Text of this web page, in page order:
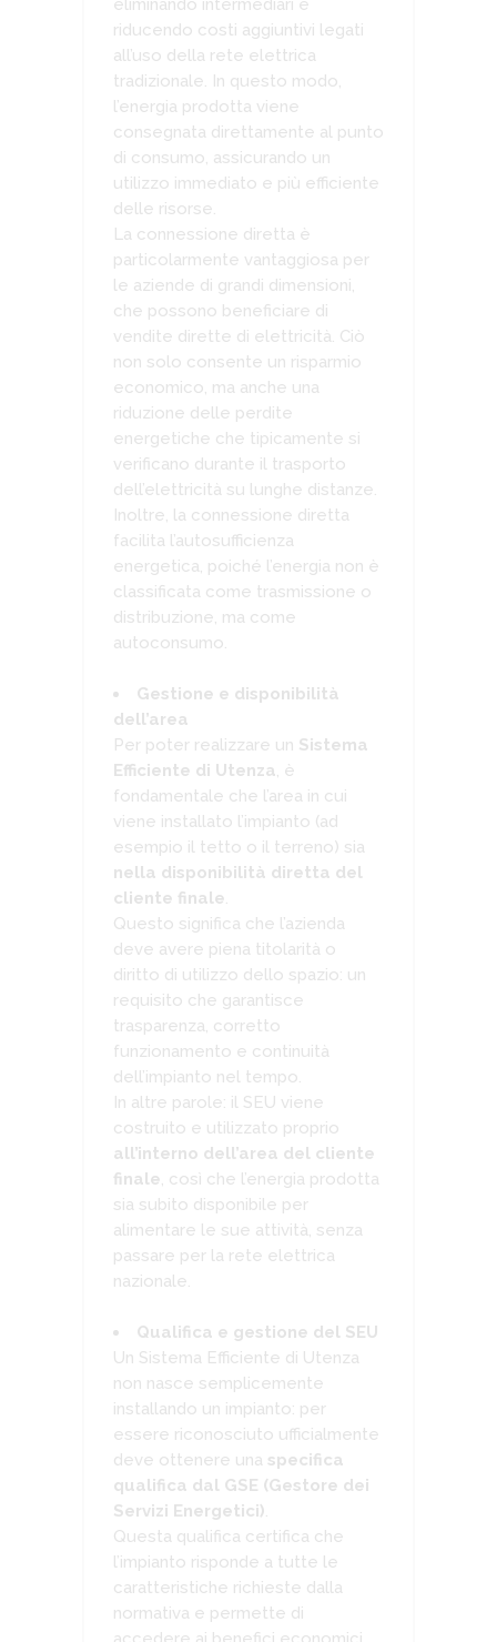
eliminando intermediari e
riducendo costi aggiuntivi legati
all’uso della rete elettrica
tradizionale. In questo modo,
l’energia prodotta viene
consegnata direttamente al punto
di consumo, assicurando un
utilizzo immediato e più efficiente
delle risorse.
La connessione diretta è
particolarmente vantaggiosa per
le aziende di grandi dimensioni,
che possono beneficiare di
vendite dirette di elettricità. Ciò
non solo consente un risparmio
economico, ma anche una
riduzione delle perdite
energetiche che tipicamente si
verificano durante il trasporto
dell’elettricità su lunghe distanze.
Inoltre, la connessione diretta
facilita l’autosufficienza
energetica, poiché l’energia non è
classificata come trasmissione o
distribuzione, ma come
autoconsumo.
Gestione e disponibilità
dell’area
Per poter realizzare un Sistema
Efficiente di Utenza, è
fondamentale che l’area in cui
viene installato l’impianto (ad
esempio il tetto o il terreno) sia
nella disponibilità diretta del
cliente finale.
Questo significa che l’azienda
deve avere piena titolarità o
diritto di utilizzo dello spazio: un
requisito che garantisce
trasparenza, corretto
funzionamento e continuità
dell’impianto nel tempo.
In altre parole: il SEU viene
costruito e utilizzato proprio
all’interno dell’area del cliente
finale, così che l’energia prodotta
sia subito disponibile per
alimentare le sue attività, senza
passare per la rete elettrica
nazionale.
Qualifica e gestione del SEU
Un Sistema Efficiente di Utenza
non nasce semplicemente
installando un impianto: per
essere riconosciuto ufficialmente
deve ottenere una specifica
qualifica dal GSE (Gestore dei
Servizi Energetici).
Questa qualifica certifica che
l’impianto risponde a tutte le
caratteristiche richieste dalla
normativa e permette di